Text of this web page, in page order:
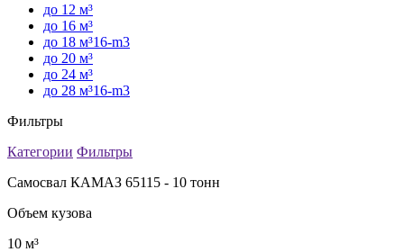
до 12 м³
до 16 м³
до 18 м³16-m3
до 20 м³
до 24 м³
до 28 м³16-m3
Фильтры
Категории Фильтры
Самосвал КАМАЗ 65115 - 10 тонн
Объем кузова
10 м³